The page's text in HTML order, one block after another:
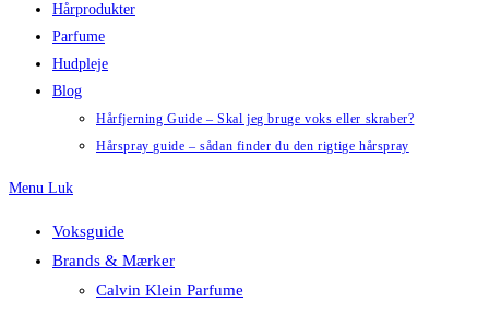
Hårprodukter
Parfume
Hudpleje
Blog
Hårfjerning Guide – Skal jeg bruge voks eller skraber?
Hårspray guide – sådan finder du den rigtige hårspray
Menu Luk
Voksguide
Brands & Mærker
Calvin Klein Parfume